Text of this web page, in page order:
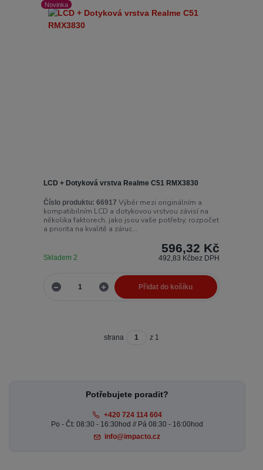
Novinka
LCD + Dotyková vrstva Realme C51 RMX3830
Číslo produktu: 66917 Výběr mezi originálním a
kompatibilním LCD a dotykovou vrstvou závisí na
několika faktorech, jako jsou vaše potřeby, rozpočet
a priorita na kvalitě a záruc...
596,32 Kč
492,83 Kčbez DPH
Skladem 2
Přidat do košíku
strana z 1
Potřebujete poradit?
+420 724 114 604
Po - Čt: 08:30 - 16:30hod // Pá 08:30 - 16:00hod
info@impacto.cz